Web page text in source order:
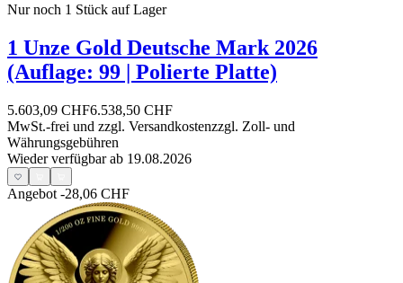
Nur noch 1 Stück auf Lager
1 Unze Gold Deutsche Mark 2026
(Auflage: 99 | Polierte Platte)
5.603,09 CHF6.538,50 CHF
MwSt.-frei und zzgl. Versandkostenzzgl. Zoll- und
Währungsgebühren
Wieder verfügbar ab 19.08.2026
Angebot -28,06 CHF